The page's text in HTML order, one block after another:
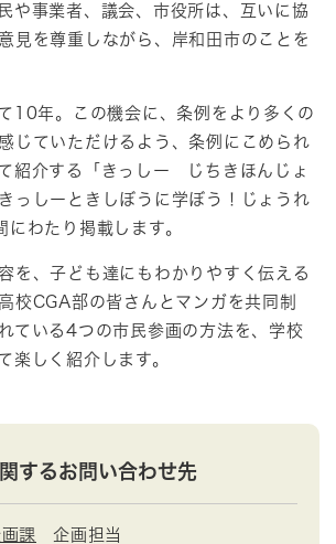
や事業者、議会、市役所は、互いに協
見を尊重しながら、岸和田市のことを
10年。この機会に、条例をより多くの
じていただけるよう、条例にこめられ
紹介する「きっしー じちきほんじょ
っしーときしぼうに学ぼう！じょうれ
わたり掲載します。
を、子ども達にもわかりやすく伝える
校CGA部の皆さんとマンガを共同制
ている4つの市民参画の方法を、学校
楽しく紹介します。
するお問い合わせ先
課 企画担当